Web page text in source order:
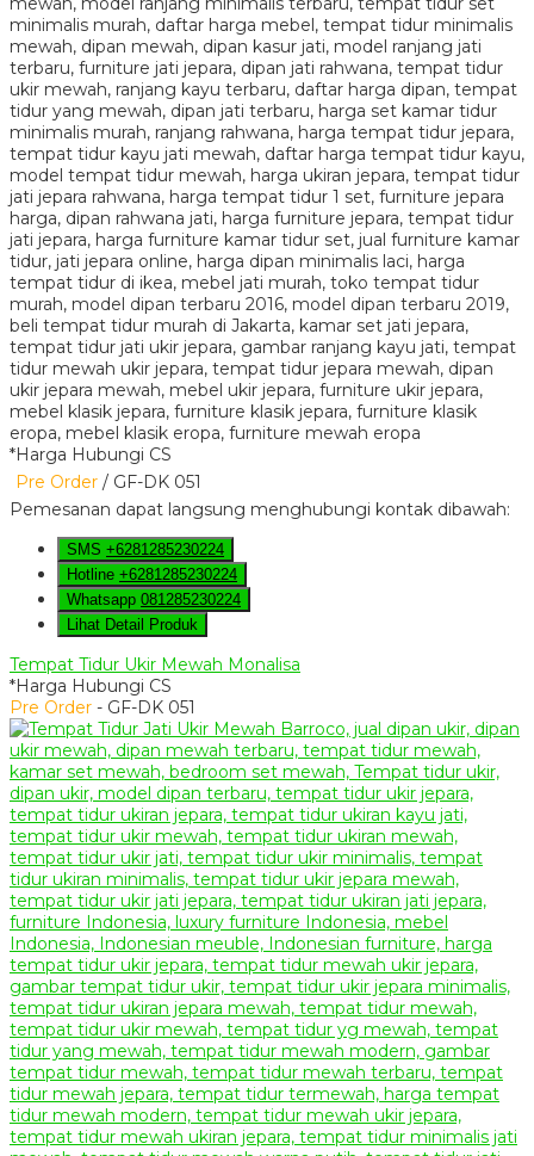
*Harga Hubungi CS
Pre Order / GF-DK 051
Pemesanan dapat langsung menghubungi kontak dibawah:
SMS +6281285230224
Hotline +6281285230224
Whatsapp 081285230224
Lihat Detail Produk
Tempat Tidur Ukir Mewah Monalisa
*Harga Hubungi CS
Pre Order - GF-DK 051